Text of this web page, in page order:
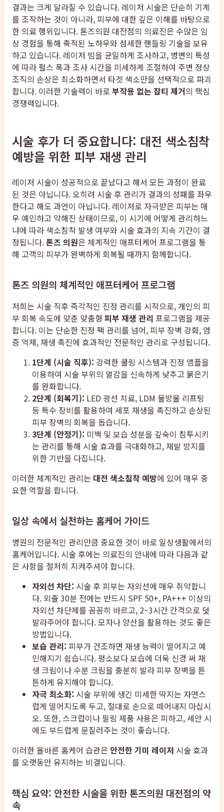
결과는 크게 달라질 수 있습니다. 레이저 시술은 단순히 기계
를 조작하는 것이 아니라, 피부에 대한 깊은 이해를 바탕으로
한 의료 행위입니다. 톤즈의원 대전점의 의료진은 수많은 임
상 경험을 통해 축적된 노하우와 섬세한 핸들링 기술을 보유
하고 있습니다. 레이저 빔을 균일하게 조사하고, 병변의 특성
에 따라 펄스 폭과 조사 시간을 미세하게 조절하여 주변 정상
조직의 손상은 최소화하면서 타겟 색소만을 선택적으로 파괴
합니다. 이러한 기술력이 바로 부작용 없는 잡티 제거의 핵심
경쟁력입니다.
시술 후가 더 중요합니다: 대전 색소침착
예방을 위한 피부 재생 관리
레이저 시술이 성공적으로 끝났다고 해서 모든 과정이 완료
된 것은 아닙니다. 오히려 시술 후 관리가 결과의 성패를 좌우
한다고 해도 과언이 아닙니다. 레이저로 자극받은 피부는 매
우 예민하고 약해진 상태이므로, 이 시기에 어떻게 관리하느
냐에 따라 색소침착 발생 여부와 시술 효과의 지속 기간이 결
정됩니다.톤즈 의원은 체계적인 애프터케어 프로그램을 통
해 고객의 피부가 완벽하게 회복될 때까지 함께합니다.
톤즈 의원의 체계적인 애프터케어 프로그램
저희는 시술 직후 즉각적인 진정 관리를 시작으로, 개인의 피
부 회복 속도에 맞춘 맞춤형 피부 재생 관리 프로그램을 제공
합니다. 이는 단순한 진정 팩 관리를 넘어, 피부 장벽 강화, 염
증 억제, 재생 촉진에 효과적인 전문적인 관리로 구성됩니다.
1단계 (시술 직후): 강력한 쿨링 시스템과 진정 앰플을
이용하여 시술 부위의 열감을 신속하게 낮추고 붉은기
를 완화합니다.
2단계 (회복기): LED 광선 치료, LDM 물방울 리프팅
등 특수 장비를 활용하여 세포 재생을 촉진하고 손상된
피부 장벽의 회복을 돕습니다.
3단계 (안정기): 미백 및 보습 성분을 깊숙이 침투시키
는 관리를 통해 시술 효과를 극대화하고, 재발 방지를
위한 기반을 다집니다.
이러한 체계적인 관리는 대전 색소침착 예방에 있어 매우 중
요한 역할을 합니다.
일상 속에서 실천하는 홈케어 가이드
병원의 전문적인 관리만큼 중요한 것이 바로 일상생활에서의
홈케어입니다. 시술 후에는 의료진의 안내에 따라 다음과 같
은 사항을 철저히 지켜주셔야 합니다.
자외선 차단: 시술 후 피부는 자외선에 매우 취약합니
다. 외출 30분 전에는 반드시 SPF 50+, PA+++ 이상의
자외선 차단제를 꼼꼼히 바르고, 2~3시간 간격으로 덧
발라주어야 합니다. 모자나 양산을 활용하는 것도 좋은
방법입니다.
보습 관리: 피부가 건조하면 재생 능력이 떨어지고 예
민해지기 쉽습니다. 평소보다 보습에 더욱 신경 써 재
생 크림이나 수분 크림을 충분히 발라 피부 장벽을 튼
튼하게 유지해야 합니다.
자극 최소화: 시술 부위에 생긴 미세한 딱지는 자연스
럽게 떨어지도록 두고, 절대로 손으로 떼어내지 마십시
오. 또한, 스크럽이나 필링 제품 사용은 피하고, 세안 시
에도 부드럽게 문질러주는 것이 좋습니다.
이러한 올바른 홈케어 습관은 안전한 기미 레이저 시술 효과
를 오랫동안 유지하는 비결입니다.
핵심 요약: 안전한 시술을 위한 톤즈의원 대전점의 약
속